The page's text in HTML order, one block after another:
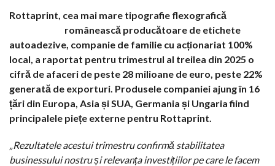
Rottaprint, cea mai mare tipografie flexografică
românească producătoare de etichete
autoadezive, companie de familie cu acționariat 100%
local, a raportat pentru trimestrul al treilea din 2025 o
cifră de afaceri de peste 28 milioane de euro, peste 22%
generată de exporturi. Produsele companiei ajung în 16
țări din Europa, Asia și SUA, Germania și Ungaria fiind
principalele piețe externe pentru Rottaprint.
„Rezultatele acestui trimestru confirmă stabilitatea
businessului nostru și relevanța investițiilor pe care le facem